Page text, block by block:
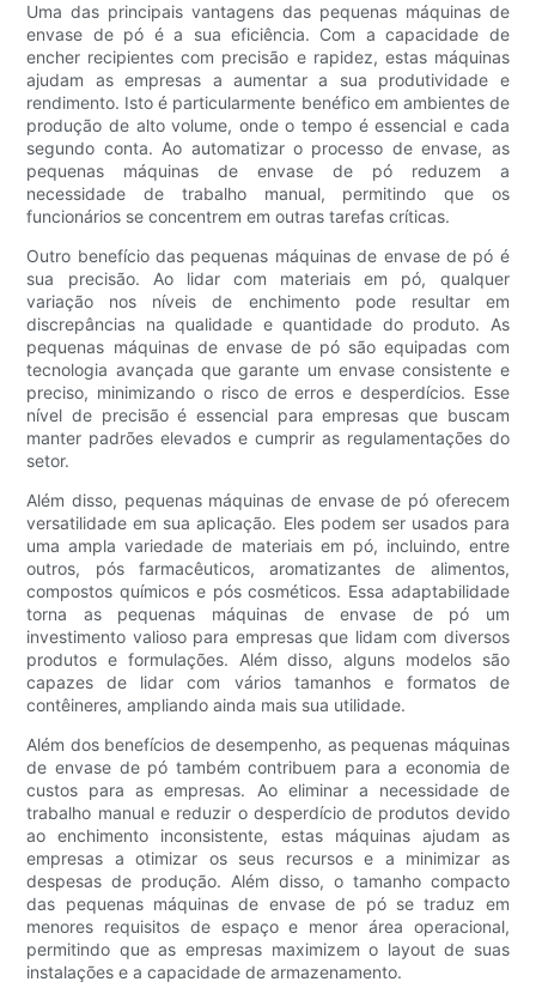
Uma das principais vantagens das pequenas máquinas de
envase de pó é a sua eficiência. Com a capacidade de
encher recipientes com precisão e rapidez, estas máquinas
ajudam as empresas a aumentar a sua produtividade e
rendimento. Isto é particularmente benéfico em ambientes de
produção de alto volume, onde o tempo é essencial e cada
segundo conta. Ao automatizar o processo de envase, as
pequenas máquinas de envase de pó reduzem a
necessidade de trabalho manual, permitindo que os
funcionários se concentrem em outras tarefas críticas.
Outro benefício das pequenas máquinas de envase de pó é
sua precisão. Ao lidar com materiais em pó, qualquer
variação nos níveis de enchimento pode resultar em
discrepâncias na qualidade e quantidade do produto. As
pequenas máquinas de envase de pó são equipadas com
tecnologia avançada que garante um envase consistente e
preciso, minimizando o risco de erros e desperdícios. Esse
nível de precisão é essencial para empresas que buscam
manter padrões elevados e cumprir as regulamentações do
setor.
Além disso, pequenas máquinas de envase de pó oferecem
versatilidade em sua aplicação. Eles podem ser usados ​​para
uma ampla variedade de materiais em pó, incluindo, entre
outros, pós farmacêuticos, aromatizantes de alimentos,
compostos químicos e pós cosméticos. Essa adaptabilidade
torna as pequenas máquinas de envase de pó um
investimento valioso para empresas que lidam com diversos
produtos e formulações. Além disso, alguns modelos são
capazes de lidar com vários tamanhos e formatos de
contêineres, ampliando ainda mais sua utilidade.
Além dos benefícios de desempenho, as pequenas máquinas
de envase de pó também contribuem para a economia de
custos para as empresas. Ao eliminar a necessidade de
trabalho manual e reduzir o desperdício de produtos devido
ao enchimento inconsistente, estas máquinas ajudam as
empresas a otimizar os seus recursos e a minimizar as
despesas de produção. Além disso, o tamanho compacto
das pequenas máquinas de envase de pó se traduz em
menores requisitos de espaço e menor área operacional,
permitindo que as empresas maximizem o layout de suas
instalações e a capacidade de armazenamento.